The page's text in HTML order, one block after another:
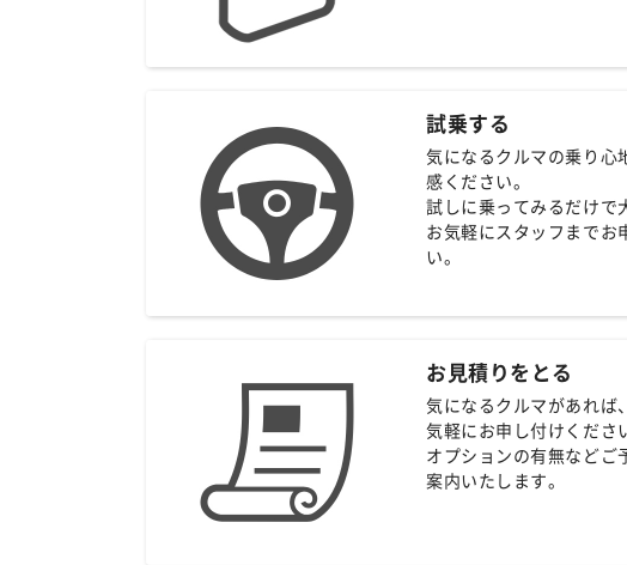
試乗する
気になるクルマの乗り心
感ください。
試しに乗ってみるだけで
お気軽にスタッフまでお
い。
お見積りをとる
気になるクルマがあれば
気軽にお申し付けくださ
オプションの有無などご
案内いたします。